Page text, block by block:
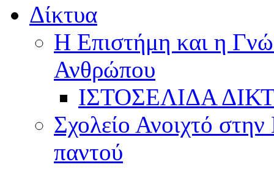
Δίκτυα
Η Επιστήμη και η
Ανθρώπου
ΙΣΤΟΣΕΛΙΔΑ
Σχολείο Ανοιχτό
παντού